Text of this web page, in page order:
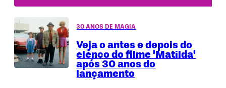
30 ANOS DE MAGIA
Veja o antes e depois do
elenco do filme 'Matilda'
após 30 anos do
lançamento